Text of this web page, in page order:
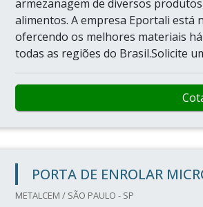
armezanagem de diversos
alimentos. A empresa Eportali está
ofercendo os melhores materiais
todas as regiões do Brasil.Solicite
PORTA DE ENROLAR
METALCEM / SÃO PAULO - SP